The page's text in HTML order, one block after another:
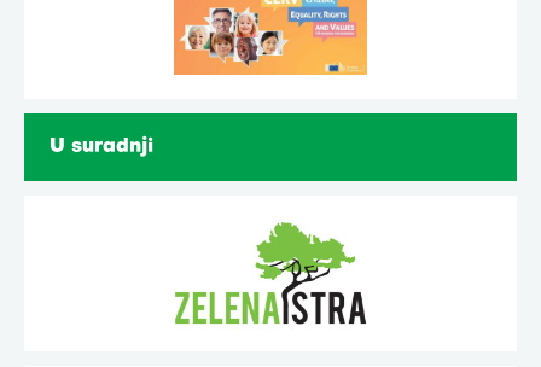
U suradnji